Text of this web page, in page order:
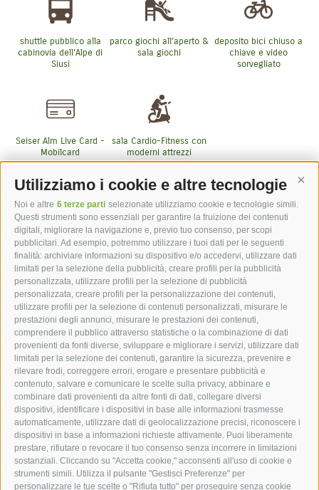
Utilizziamo i cookie e altre tecnologie
Noi e altre 6 terze parti selezionate utilizziamo cookie e tecnologie simili.
Questi strumenti sono essenziali per garantire la fruizione dei contenuti
digitali, migliorare la navigazione e, previo tuo consenso, per scopi
pubblicitari. Ad esempio, potremmo utilizzare i tuoi dati per le seguenti
finalità: archiviare informazioni su dispositivo e/o accedervi, utilizzare dati
limitati per la selezione della pubblicità, creare profili per la pubblicità
personalizzata, utilizzare profili per la selezione di pubblicità
personalizzata, creare profili per la personalizzazione dei contenuti,
utilizzare profili per la selezione di contenuti personalizzati, misurare le
prestazioni degli annunci, misurare le prestazioni dei contenuti,
comprendere il pubblico attraverso statistiche o la combinazione di dati
provenienti da fonti diverse, sviluppare e migliorare i servizi, utilizzare dati
limitati per la selezione dei contenuti, garantire la sicurezza, prevenire e
rilevare frodi, correggere errori, erogare e presentare pubblicità e
contenuto, salvare e comunicare le scelte sulla privacy, abbinare e
combinare dati provenienti da altre fonti di dati, collegare diversi
dispositivi, identificare i dispositivi in base alle informazioni trasmesse
automaticamente, utilizzare dati di geolocalizzazione precisi, riconoscere i
dispositivi in base a informazioni richieste attivamente. Puoi liberamente
prestare, rifiutare o revocare il tuo consenso senza incorrere in limitazioni
sostanziali. Cliccando su "Accetta cookie," acconsenti all'uso di cookie e
strumenti simili. Utilizza il pulsante "Gestisci Preferenze" per
personalizzare le tue scelte o "Rifiuta tutto" per proseguire senza cookie
shuttle pubblico alla
cabinovia dell'Alpe di
Siusi
parco giochi all’aperto &
sala giochi
deposito bici chiuso a
chiave e video
sorvegliato
Seiser Alm Live Card -
Mobilcard
sala Cardio-Fitness con
moderni attrezzi
Tecnogym
Altri servizi inclusi
hotel st.anton ***s
hotel st.anton ***s
Helmut Kompatscher
Via S.Antonio 7
39050 Fié allo Sciliar
Alto Adige - Dolomiti - Italia
+39 0471 725 062
info@st-anton.it